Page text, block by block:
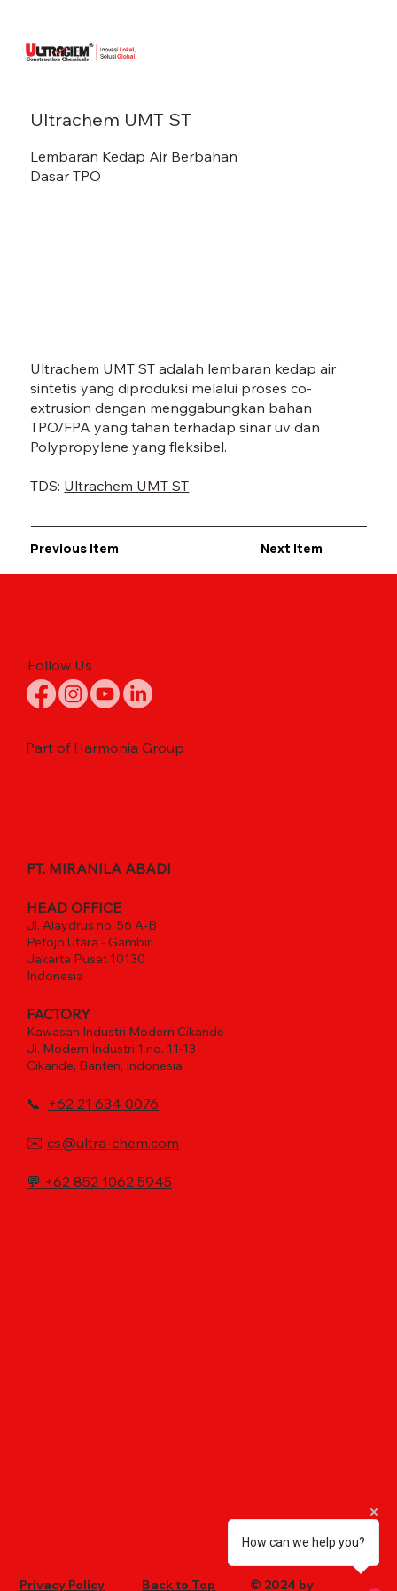
Ultrachem UMT ST
Lembaran Kedap Air Berbahan
Dasar TPO
Ultrachem UMT ST adalah lembaran kedap air
sintetis yang diproduksi melalui proses co-
extrusion dengan menggabungkan bahan
TPO/FPA yang tahan terhadap sinar uv dan
Polypropylene yang fleksibel.
TDS: Ultrachem UMT ST
Previous Item Next Item
Follow Us
Part of Harmonia Group
PT. MIRANILA ABADI
HEAD OFFICE
Jl. Alaydrus no. 56 A-B
Petojo Utara - Gambir
Jakarta Pusat 10130
Indonesia
FACTORY
Kawasan Industri Modern Cikande
Jl. Modern Industri 1 no. 11-13
Cikande, Banten, Indonesia
📞 +62 21 634 0076
✉️ cs@ultra-chem.com
💬 +62 852 1062 5945
Privacy Policy Back to Top © 2024 by
How can we help you?